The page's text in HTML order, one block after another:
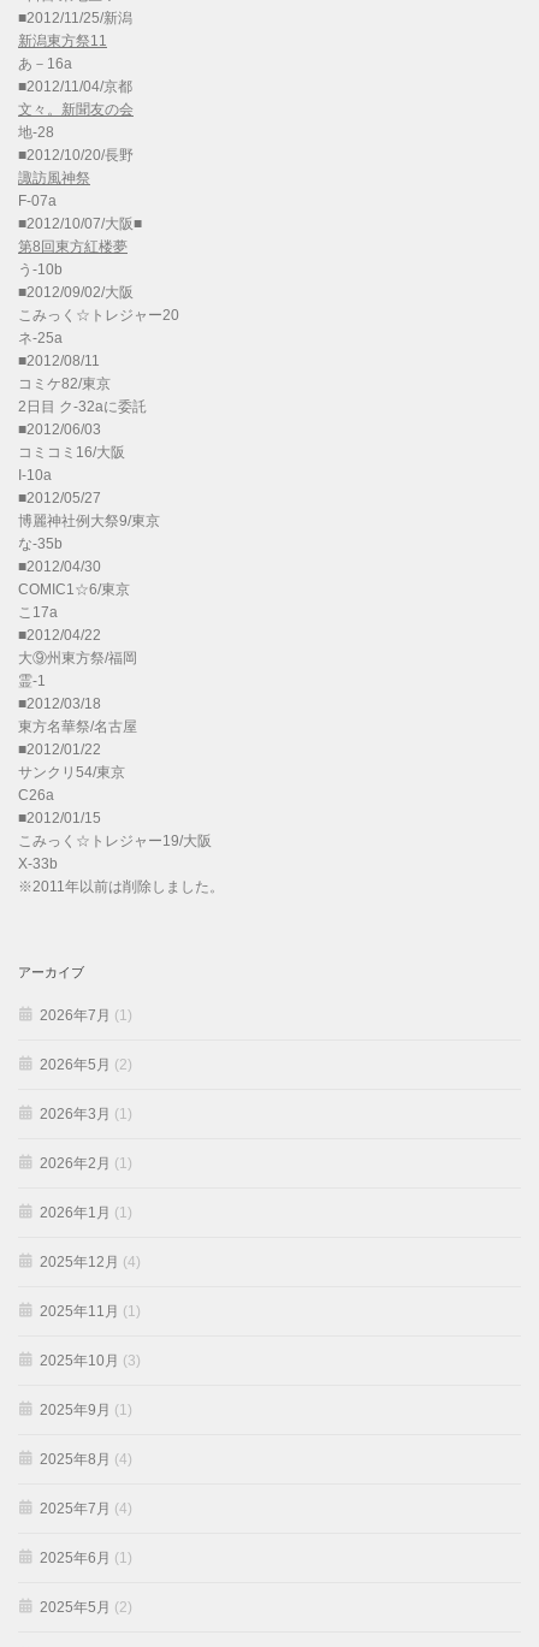
■2012/11/25/新潟
新潟東方祭11
あ－16a
■2012/11/04/京都
文々。新聞友の会
地-28
■2012/10/20/長野
諏訪風神祭
F-07a
■2012/10/07/大阪■
第8回東方紅楼夢
う-10b
■2012/09/02/大阪
こみっく☆トレジャー20
ネ-25a
■2012/08/11
コミケ82/東京
2日目 ク-32aに委託
■2012/06/03
コミコミ16/大阪
I-10a
■2012/05/27
博麗神社例大祭9/東京
な-35b
■2012/04/30
COMIC1☆6/東京
こ17a
■2012/04/22
大⑨州東方祭/福岡
霊-1
■2012/03/18
東方名華祭/名古屋
■2012/01/22
サンクリ54/東京
C26a
■2012/01/15
こみっく☆トレジャー19/大阪
X-33b
※2011年以前は削除しました。
アーカイブ
2026年7月 (1)
2026年5月 (2)
2026年3月 (1)
2026年2月 (1)
2026年1月 (1)
2025年12月 (4)
2025年11月 (1)
2025年10月 (3)
2025年9月 (1)
2025年8月 (4)
2025年7月 (4)
2025年6月 (1)
2025年5月 (2)